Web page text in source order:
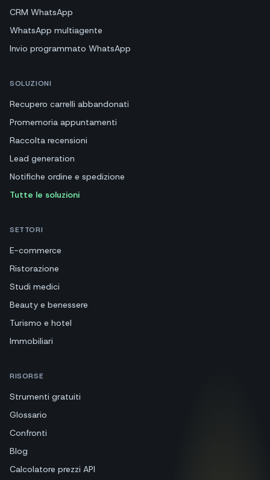
CRM WhatsApp
WhatsApp multiagente
Invio programmato WhatsApp
SOLUZIONI
Recupero carrelli abbandonati
Promemoria appuntamenti
Raccolta recensioni
Lead generation
Notifiche ordine e spedizione
Tutte le soluzioni
SETTORI
E-commerce
Ristorazione
Studi medici
Beauty e benessere
Turismo e hotel
Immobiliari
RISORSE
Strumenti gratuiti
Glossario
Confronti
Blog
Calcolatore prezzi API